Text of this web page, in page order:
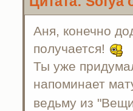
Аня, конечно
получается!
Ты уже
напоминает
ведьму из